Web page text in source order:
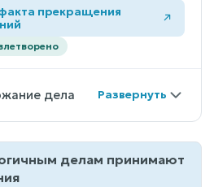
прекращения
дела
делам принимают